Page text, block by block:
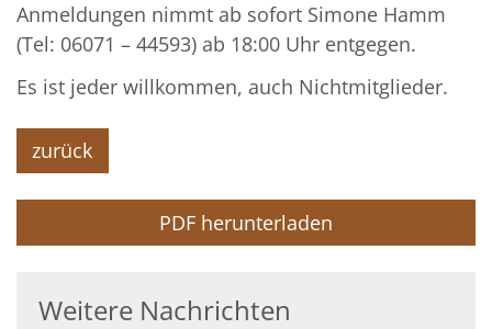
Anmeldungen nimmt ab sofort Simone Hamm
(Tel: 06071 – 44593) ab 18:00 Uhr entgegen.
Es ist jeder willkommen, auch Nichtmitglieder.
zurück
PDF herunterladen
Weitere Nachrichten